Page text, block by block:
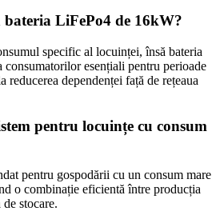
bateria LiFePo4 de 16kW?
specific al locuinței, însă bateria
consumatorilor esențiali pentru perioade
dependenței față de rețeaua
pentru locuințe cu consum
pentru gospodării cu un consum mare
o combinație eficientă între producția
stocare.